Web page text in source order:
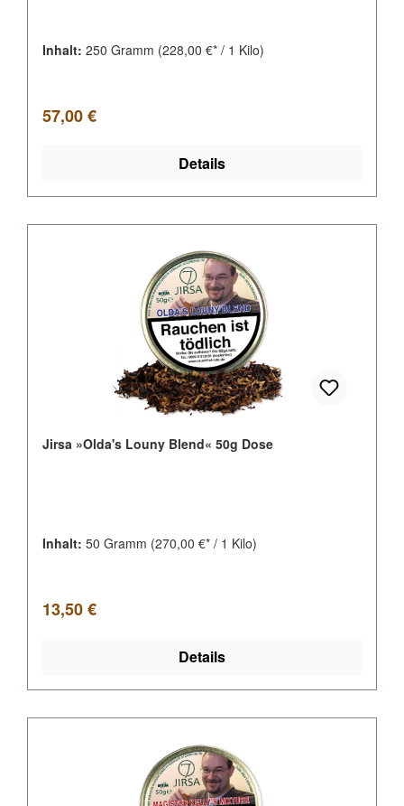
Inhalt: 250 Gramm (228,00 €* / 1 Kilo)
Regulärer Preis:
57,00 €
Details
Jirsa »Olda's Louny Blend« 50g Dose
Inhalt: 50 Gramm (270,00 €* / 1 Kilo)
Regulärer Preis:
13,50 €
Details